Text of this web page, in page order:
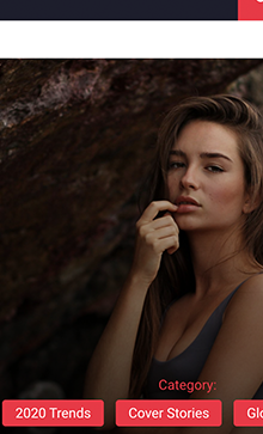
Last updated
Active installations
PHP version